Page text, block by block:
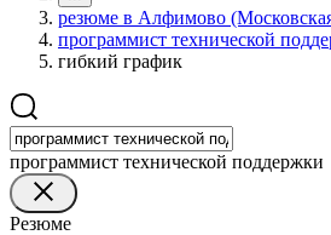
резюме в Алфимово
программист технической
гибкий график
программист технической поддержки
Резюме